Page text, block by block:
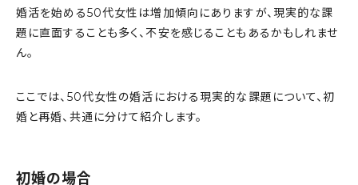
婚活を始める50代女性は増加傾向にありますが、現実的な課
題に直面することも多く、不安を感じることもあるかもしれませ
ん。
ここでは、50代女性の婚活における現実的な課題について、初
婚と再婚、共通に分けて紹介します。
初婚の場合